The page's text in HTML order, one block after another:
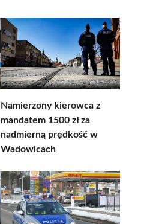
Namierzony kierowca z
mandatem 1500 zł za
nadmierną prędkość w
Wadowicach